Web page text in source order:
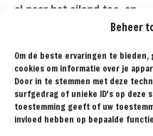
Beheer
Om de beste ervaringen te
cookies om informatie over je
Door in te stemmen met deze
surfgedrag of unieke ID's op deze
toestemming geeft of uw
invloed hebben op bepaalde
al naar het eiland toe, en
voor een dergelijke afstand
tickets hoef je niet van
tevoren te bestellen maar je
kan je ter plaatse kopen
voor de eerstvolgende
vaart.